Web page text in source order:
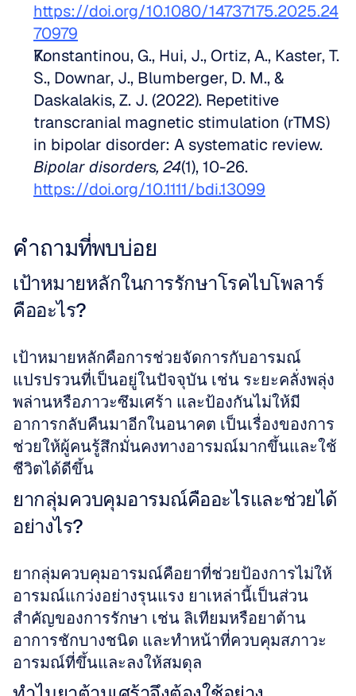
https://doi.org/10.1080/14737175.2025.24
70979
Konstantinou, G., Hui, J., Ortiz, A., Kaster, T.
S., Downar, J., Blumberger, D. M., &
Daskalakis, Z. J. (2022). Repetitive
transcranial magnetic stimulation (rTMS)
Bipolar disorders, 24
https://doi.org/10.1111/bdi.13099
คำถามที่พบบ่อย
เป้าหมายหลักในการรักษาโรคไบโพลาร์
คืออะไร?
เป้าหมายหลักคือการช่วยจัดการกับอารมณ์
แปรปรวนที่เป็นอยู่ในปัจจุบัน เช่น ระยะคลั่งพลุ่ง
พล่านหรือภาวะซึมเศร้า และป้องกันไม่ให้มี
อาการกลับคืนมาอีกในอนาคต เป็นเรื่องของการ
ช่วยให้ผู้คนรู้สึกมั่นคงทางอารมณ์มากขึ้นและใช้
ชีวิตได้ดีขึ้น
ยากลุ่มควบคุมอารมณ์คืออะไรและช่วยได้
อย่างไร?
ยากลุ่มควบคุมอารมณ์คือยาที่ช่วยป้องการไม่ให้
อารมณ์แกว่งอย่างรุนแรง ยาเหล่านี้เป็นส่วน
สำคัญของการรักษา เช่น ลิเทียมหรือยาต้าน
อาการชักบางชนิด และทำหน้าที่ควบคุมสภาวะ
อารมณ์ที่ขึ้นและลงให้สมดุล